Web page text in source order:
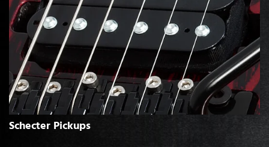
Schecter Pickups